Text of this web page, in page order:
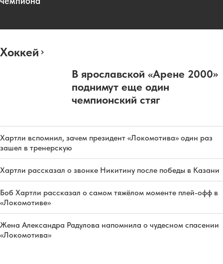
Хоккей
В ярославской «Арене 2000»
поднимут еще один
чемпионский стяг
Хартли вспомнил, зачем президент «Локомотива» один раз
зашел в тренерскую
Хартли рассказал о звонке Никитину после победы в Казани
Боб Хартли рассказал о самом тяжёлом моменте плей-офф в
«Локомотиве»
Жена Александра Радулова напомнила о чудесном спасении
«Локомотива»